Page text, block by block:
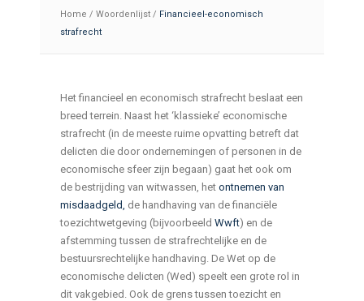
Home / Woordenlijst / Financieel-economisch
strafrecht
Het financieel en economisch strafrecht beslaat een
breed terrein. Naast het ‘klassieke’ economische
strafrecht (in de meeste ruime opvatting betreft dat
delicten die door ondernemingen of personen in de
economische sfeer zijn begaan) gaat het ook om
de bestrijding van witwassen, het ontnemen van
misdaadgeld, de handhaving van de financiële
toezichtwetgeving (bijvoorbeeld Wwft) en de
afstemming tussen de strafrechtelijke en de
bestuursrechtelijke handhaving. De Wet op de
economische delicten (Wed) speelt een grote rol in
dit vakgebied. Ook de grens tussen toezicht en